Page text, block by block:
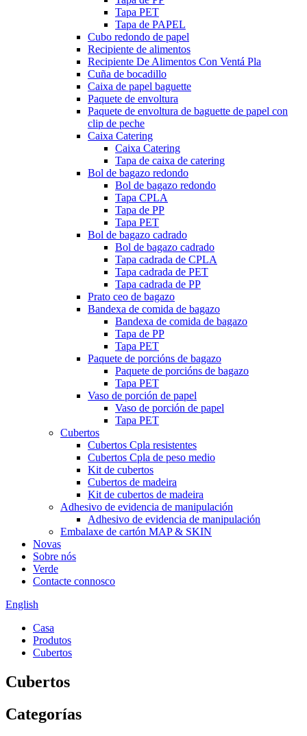
Tapa PET
Tapa de PAPEL
Cubo redondo de papel
Recipiente de alimentos
Recipiente De Alimentos Con Ventá Pla
Cuña de bocadillo
Caixa de papel baguette
Paquete de envoltura
Paquete de envoltura de baguette de papel con
clip de peche
Caixa Catering
Caixa Catering
Tapa de caixa de catering
Bol de bagazo redondo
Bol de bagazo redondo
Tapa CPLA
Tapa de PP
Tapa PET
Bol de bagazo cadrado
Bol de bagazo cadrado
Tapa cadrada de CPLA
Tapa cadrada de PET
Tapa cadrada de PP
Prato ceo de bagazo
Bandexa de comida de bagazo
Bandexa de comida de bagazo
Tapa de PP
Tapa PET
Paquete de porcións de bagazo
Paquete de porcións de bagazo
Tapa PET
Vaso de porción de papel
Vaso de porción de papel
Tapa PET
Cubertos
Cubertos Cpla resistentes
Cubertos Cpla de peso medio
Kit de cubertos
Cubertos de madeira
Kit de cubertos de madeira
Adhesivo de evidencia de manipulación
Adhesivo de evidencia de manipulación
Embalaxe de cartón MAP & SKIN
Novas
Sobre nós
Verde
Contacte connosco
English
Casa
Produtos
Cubertos
Cubertos
Categorías